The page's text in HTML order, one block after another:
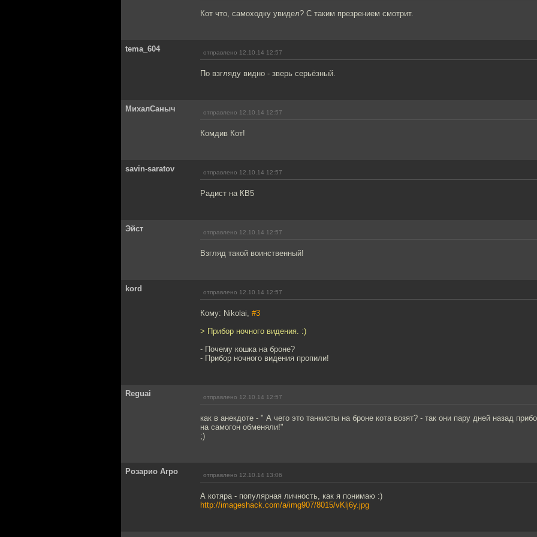
Кот что, самоходку увидел? С таким презрением смотрит.
tema_604 отправлено 12.10.14 12:57
По взгляду видно - зверь серьёзный.
МихалСаныч отправлено 12.10.14 12:57
Комдив Кот!
savin-saratov отправлено 12.10.14 12:57
Радист на КВ5
Эйст отправлено 12.10.14 12:57
Взгляд такой воинственный!
kord отправлено 12.10.14 12:57
Кому: Nikolai, #3
> Прибор ночного видения. :)
- Почему кошка на броне?
- Прибор ночного видения пропили!
Reguai отправлено 12.10.14 12:57
как в анекдоте - " А чего это танкисты на броне кота возят? - так они пару дней назад
на самогон обменяли!"
;)
Розарио Агро отправлено 12.10.14 13:06
А котяра - популярная личность, как я понимаю :)
http://imageshack.com/a/img907/8015/vKlj6y.jpg